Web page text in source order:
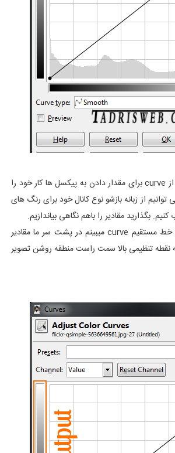
ما می توانیم با استفاده از curve برای مقدار دادن به پیکسل ها کار خود را
از زبانه بازشو نوع کانال خود برای رنگ های
کنیم. بگذارید مقادیر را باهم نگاهی بیاندازیم.
در وسط پنجره من یک خط مستقیم curve میبینم در پشت سر ما مقادیر
نقطه تنظیمی بالا سمت راست منطقه روشن تصویر